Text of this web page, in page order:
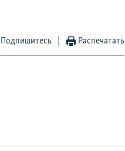
Подпишитесь Распечатать